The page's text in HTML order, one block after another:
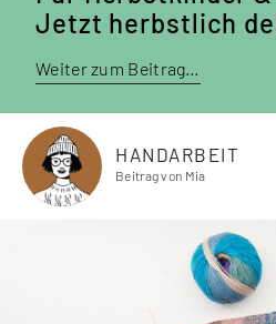
Jetzt herbstlich
Weiter zum Beitrag…
HANDARBEIT
Beitrag von Mia